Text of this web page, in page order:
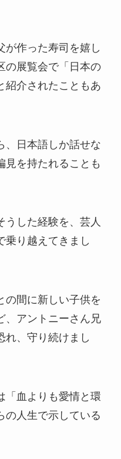
が作った寿司を嬉し
の展覧会で「日本の
紹介されたこともあ
、日本語しか話せな
見を持たれることも
うした経験を、芸人
乗り越えてきまし
の間に新しい子供を
、アントニーさん兄
れ、守り続けまし
「血よりも愛情と環
の人生で示している